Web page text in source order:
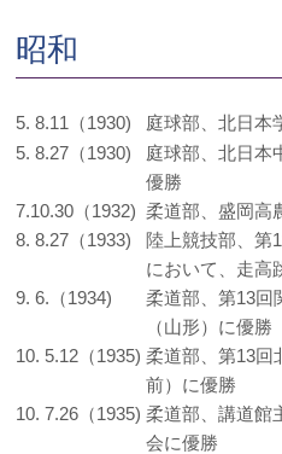
昭和
5. 8.11（1930)
庭球部、北日本
5. 8.27（1930)
庭球部、北日本
優勝
7.10.30（1932) 柔道部、盛岡高
8. 8.27（1933)
陸上競技部、第
において、走高
9. 6.（1934)
柔道部、第13回
（山形）に優勝
10. 5.12（1935) 柔道部、第13回
前）に優勝
10. 7.26（1935) 柔道部、講道館
会に優勝